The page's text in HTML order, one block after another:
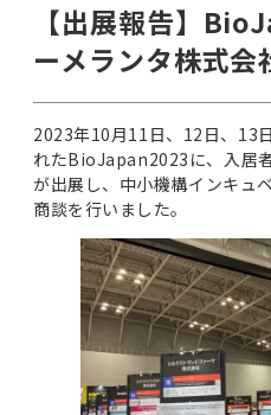
【出展報告】
ーメランタ株式
2023年10月11日、12日、13
れたBioJapan2023に、入居
が出展し、中小機構インキュ
商談を行いました。